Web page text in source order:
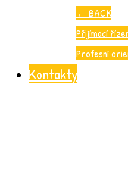
← BACK
Přijímací
Profesní
Kontakty